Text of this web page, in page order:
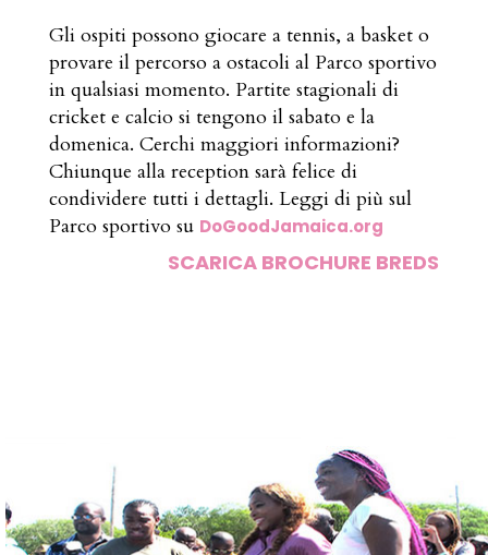
Gli ospiti possono giocare a tennis, a basket o
provare il percorso a ostacoli al Parco sportivo
in qualsiasi momento. Partite stagionali di
cricket e calcio si tengono il sabato e la
domenica. Cerchi maggiori informazioni?
Chiunque alla reception sarà felice di
condividere tutti i dettagli. Leggi di più sul
Parco sportivo su DoGoodJamaica.org
SCARICA BROCHURE BREDS